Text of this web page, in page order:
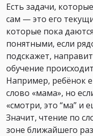
Есть задачи,
сам — это его
которые пока
понятными, если
подскажет,
обучение
Например, ребёнок
слово «мама», но
«смотри, это “ма” и
Значит, чтение по
зоне ближайшего